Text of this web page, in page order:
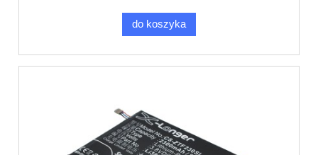
do koszyka